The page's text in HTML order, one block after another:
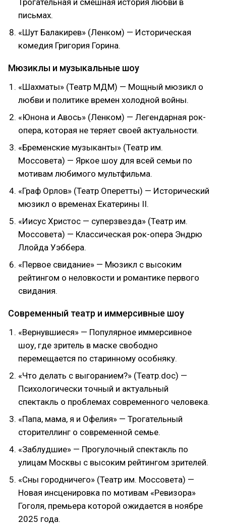
письмах.
«Шут Балакирев» (Ленком) — Историческая
комедия Григория Горина.
Мюзиклы и музыкальные шоу
«Шахматы» (Театр МДМ) — Мощный мюзикл о
любви и политике времен холодной войны.
«Юнона и Авось» (Ленком) — Легендарная рок-
опера, которая не теряет своей актуальности.
«Бременские музыканты» (Театр им.
Моссовета) — Яркое шоу для всей семьи по
мотивам любимого мультфильма.
«Граф Орлов» (Театр Оперетты) — Исторический
мюзикл о временах Екатерины II.
«Иисус Христос — суперзвезда» (Театр им.
Моссовета) — Классическая рок-опера Эндрю
Ллойда Уэббера.
«Первое свидание» — Мюзикл с высоким
рейтингом о неловкости и романтике первого
свидания.
Современный театр и иммерсивные шоу
«Вернувшиеся» — Популярное иммерсивное
шоу, где зритель в маске свободно
перемещается по старинному особняку.
«Что делать с выгоранием?» (Театр.doc) —
Психологически точный и актуальный
спектакль о проблемах современного человека.
«Папа, мама, я и Офелия» — Трогательный
сторителлинг о современной семье.
«Заблудшие» — Прогулочный спектакль по
улицам Москвы с высоким рейтингом зрителей.
«Сны городничего» (Театр им. Моссовета) —
Новая инсценировка по мотивам «Ревизора»
Гоголя, премьера которой ожидается в ноябре
2025 года.